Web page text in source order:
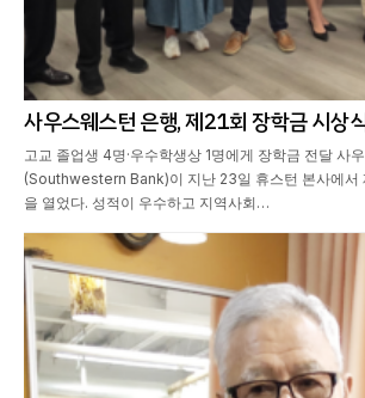
사우스웨스턴 은행, 제21회 장학금 시상
고교 졸업생 4명·우수학생상 1명에게 장학금 전달 사
(Southwestern Bank)이 지난 23일 휴스턴 본사에서
을 열었다. 성적이 우수하고 지역사회…